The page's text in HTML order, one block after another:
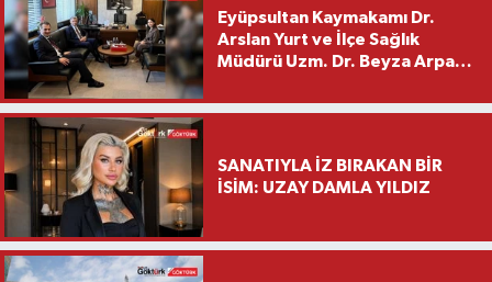
Eyüpsultan Kaymakamı Dr.
Arslan Yurt ve İlçe Sağlık
Müdürü Uzm. Dr. Beyza Arpacı
Ziyareti
SANATIYLA İZ BIRAKAN BİR
İSİM: UZAY DAMLA YILDIZ